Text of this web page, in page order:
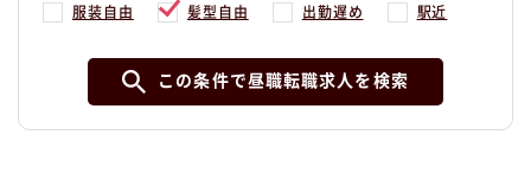
服装自由 髪型自由 出勤遅め 駅近
この条件で昼職転職求人を検索